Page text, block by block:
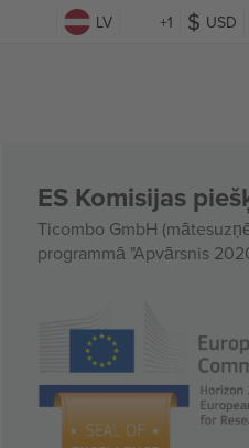
LV +1 USD
ES Komisijas
Ticombo GmbH
programmā "Apvārsnis